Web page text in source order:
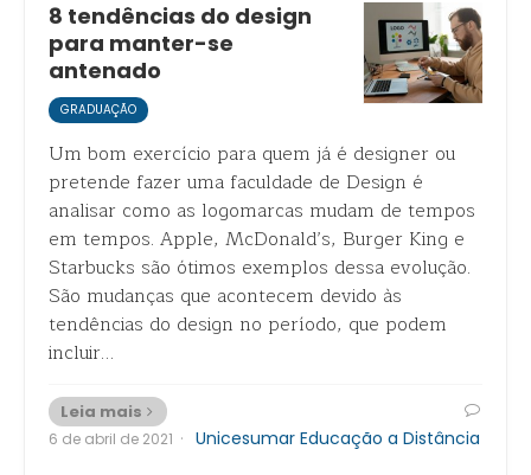
8 tendências do design
para manter-se
antenado
GRADUAÇÃO
Um bom exercício para quem já é designer ou
pretende fazer uma faculdade de Design é
analisar como as logomarcas mudam de tempos
em tempos. Apple, McDonald’s, Burger King e
Starbucks são ótimos exemplos dessa evolução.
São mudanças que acontecem devido às
tendências do design no período, que podem
incluir…
Leia mais
6 de abril de 2021 · Unicesumar Educação a Distância